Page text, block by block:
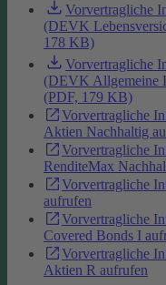
Vorvertragliche
(DEVK
178 KB)
Vorvertragliche
(DEVK Allgemeine
(PDF, 179 KB)
Vorvertragliche
Aktien Nachhaltig
Vorvertragliche
RenditeMax
Vorvertragliche
aufrufen
Vorvertragliche
Covered Bonds I
Vorvertragliche
Aktien R aufrufen